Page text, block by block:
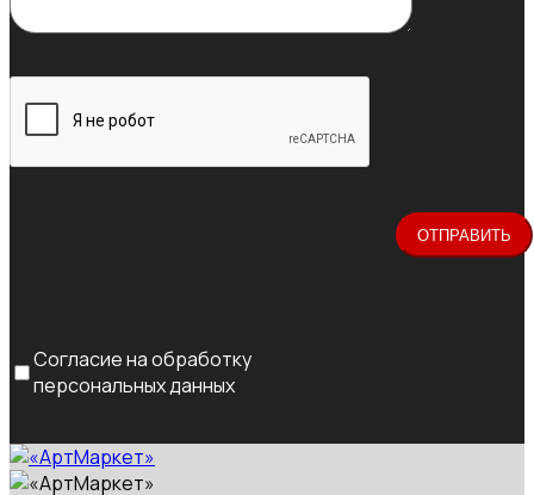
Согласие на обработку
персональных данных